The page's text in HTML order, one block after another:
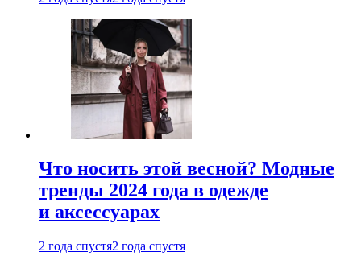
Что носить этой весной? Модные
тренды 2024 года в одежде
и аксессуарах
2 года спустя2 года спустя